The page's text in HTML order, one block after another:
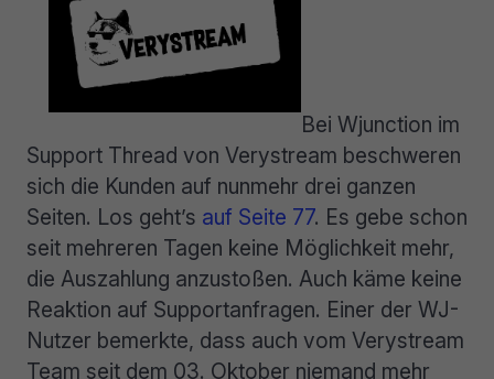
Bei Wjunction im
Support Thread von Verystream beschweren
sich die Kunden auf nunmehr drei ganzen
Seiten. Los geht’s auf Seite 77. Es gebe schon
seit mehreren Tagen keine Möglichkeit mehr,
die Auszahlung anzustoßen. Auch käme keine
Reaktion auf Supportanfragen. Einer der WJ-
Nutzer bemerkte, dass auch vom Verystream
Team seit dem 03. Oktober niemand mehr